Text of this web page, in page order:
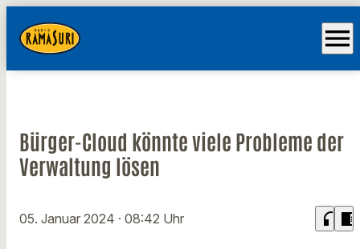
menu
Bürger-Cloud könnte viele Probleme der
Verwaltung lösen
05. Januar 2024 · 08:42 Uhr headphones chrome_reader_mode